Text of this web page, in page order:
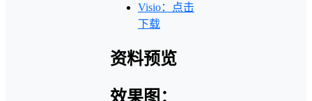
Visio：点击
下载
资料预览
效果图：